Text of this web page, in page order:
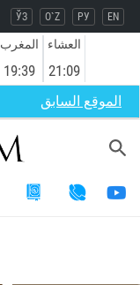
ЎЗ O`Z РУ EN
المغرب
19:39
العشاء
21:09
الموقع السابق